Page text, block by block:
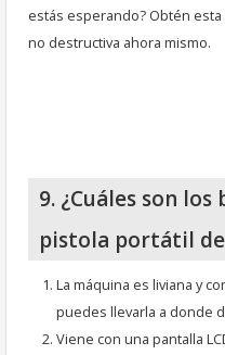
estás esperando? Obtén
no destructiva ahora mismo.
9. ¿Cuáles son
pistola portátil de
La máquina es liviana y
puedes llevarla a donde
Viene con una pantalla